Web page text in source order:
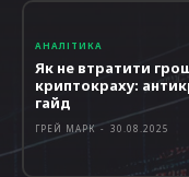
АНАЛІТИКА
Як не втратити
криптокраху:
гайд
ГРЕЙ МАРК - 30.08.2025